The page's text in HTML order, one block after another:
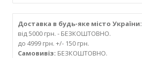
Доставка в будь-яке місто України:
від 5000 грн. - БЕЗКОШТОВНО.
до 4999 грн. +/- 150 грн.
Самовивіз: БЕЗКОШТОВНО.